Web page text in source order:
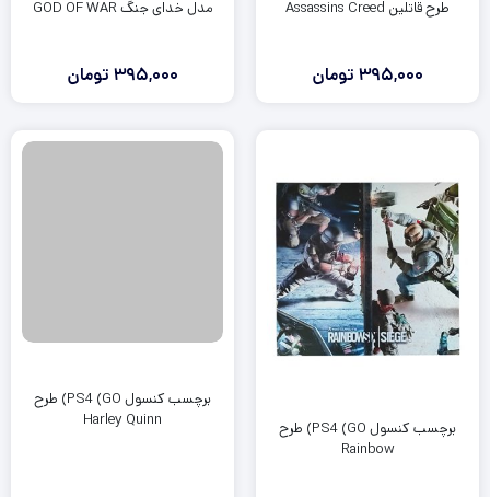
طرح قاتلین Assassins Creed
395,000 تومان
مدل خدای جنگ GOD OF WAR
395,000 تومان
برچسب کنسول PS4 (GO) طرح
Rainbow
برچسب کنسول PS4 (GO) طرح
Harley Quinn